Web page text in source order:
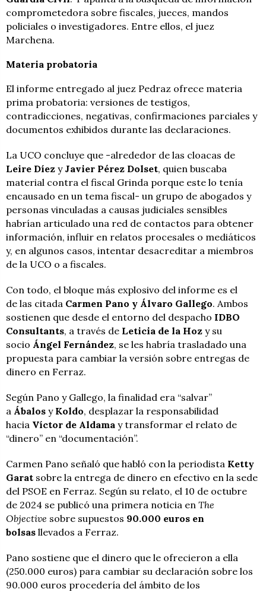
comprometedora sobre fiscales, jueces, mandos
policiales o investigadores. Entre ellos, el juez
Marchena.
Materia probatoria
El informe entregado al juez Pedraz ofrece materia
prima probatoria: versiones de testigos,
contradicciones, negativas, confirmaciones parciales y
documentos exhibidos durante las declaraciones.
La UCO concluye que -alrededor de las cloacas de
Leire Díez y Javier Pérez Dolset, quien buscaba
material contra el fiscal Grinda porque este lo tenía
encausado en un tema fiscal- un grupo de abogados y
personas vinculadas a causas judiciales sensibles
habrían articulado una red de contactos para obtener
información, influir en relatos procesales o mediáticos
y, en algunos casos, intentar desacreditar a miembros
de la UCO o a fiscales.
Con todo, el bloque más explosivo del informe es el
de las citada Carmen Pano y Álvaro Gallego. Ambos
sostienen que desde el entorno del despacho IDBO
Consultants, a través de Leticia de la Hoz y su
socio Ángel Fernández, se les habría trasladado una
propuesta para cambiar la versión sobre entregas de
dinero en Ferraz.
Según Pano y Gallego, la finalidad era “salvar”
a Ábalos y Koldo, desplazar la responsabilidad
hacia Víctor de Aldama y transformar el relato de
“dinero” en “documentación”.
Carmen Pano señaló que habló con la periodista Ketty
Garat sobre la entrega de dinero en efectivo en la sede
del PSOE en Ferraz. Según su relato, el 10 de octubre
de 2024 se publicó una primera noticia en The
Objective sobre supuestos 90.000 euros en
bolsas llevados a Ferraz.
Pano sostiene que el dinero que le ofrecieron a ella
(250.000 euros) para cambiar su declaración sobre los
90.000 euros procedería del ámbito de los